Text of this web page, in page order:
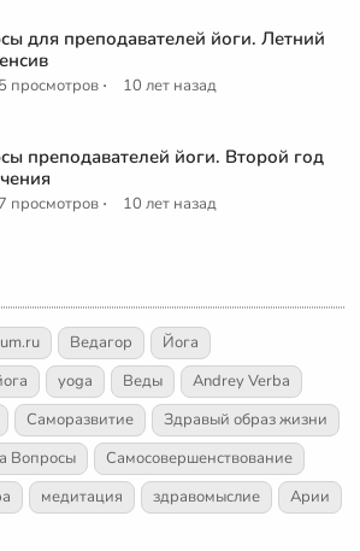
для преподавателей йоги. Летний
просмотров · 10 лет назад
преподавателей йоги. Второй год
просмотров · 10 лет назад
Ведагор
Йога
yoga Веды
Andrey Verba
Саморазвитие
Здравый образ жизни
Вопросы
Самосовершенствование
медитация здравомыслие
Арии